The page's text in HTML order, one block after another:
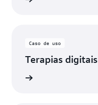
Caso de uso
Terapias digitais